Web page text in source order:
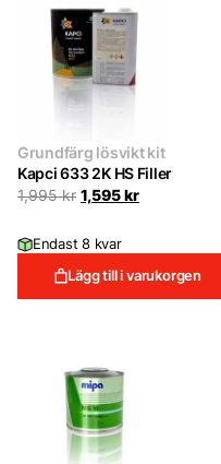
Grundfärg lösvikt kit
Kapci 633 2K HS Filler
1,995kr Det
var:
1,595krDet
Endast 8 kvar
Lägg till i varukorgen